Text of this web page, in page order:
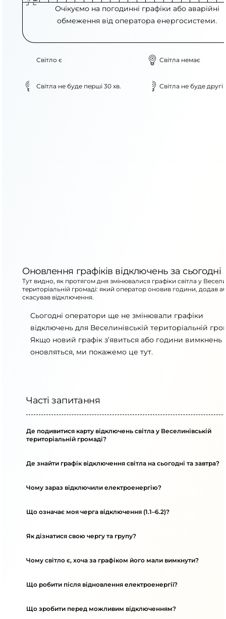
Очікуємо на погодинні графіки або аварійні
обмеження від оператора енергосистеми.
Світло є Світла немає
Світла не буде перші 30 хв. Світла не буде другі
Оновлення графіків відключень за сьогодні
Тут видно, як протягом дня змінювалися графіки світла у
територіальній громаді: який оператор оновив години, додав
скасував відключення.
Сьогодні оператори ще не змінювали графіки
відключень для Веселинівській територіальній
Якщо новий графік з’явиться або години вимкнень
оновляться, ми покажемо це тут.
Часті запитання
Де подивитися карту відключень світла у Веселинівській
територіальній громаді?
Де знайти графік відключення світла на сьогодні та завтра?
Чому зараз відключили електроенергію?
Що означає моя черга відключення (1.1–6.2)?
Як дізнатися свою чергу та групу?
Чому світло є, хоча за графіком його мали вимкнути?
Що робити після відновлення електроенергії?
Що зробити перед можливим відключенням?